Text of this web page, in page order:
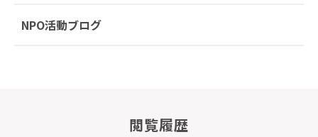
NPO活動ブログ
閲覧履歴